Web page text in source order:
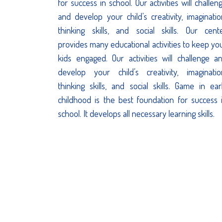
for success in school. Our activities will
and develop your child’s creativity,
thinking skills, and social skills. Our
provides many educational activities to keep
kids engaged. Our activities will challenge
develop your child’s creativity,
thinking skills, and social skills. Game in
childhood is the best foundation for success
school. It develops all necessary learning skills.